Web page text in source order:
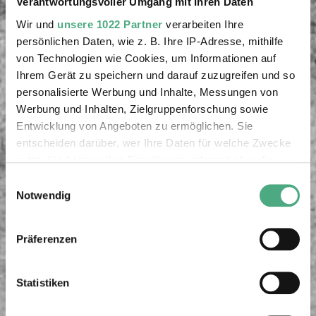
Wir und unsere 1022 Partner verarbeiten Ihre
persönlichen Daten, wie z. B. Ihre IP-Adresse, mithilfe
von Technologien wie Cookies, um Informationen auf
Ihrem Gerät zu speichern und darauf zuzugreifen und so
personalisierte Werbung und Inhalte, Messungen von
Werbung und Inhalten, Zielgruppenforschung sowie
Entwicklung von Angeboten zu ermöglichen. Sie
entscheiden darüber, wer Ihre Daten für welche Zwecke
nutzt. Sie können Ihre Einwilligung jederzeit über die
Trigger Symbol ändern oder widerrufen
Informationen über Ihre geografische Lage erfassen,
Ihr Gerät durch aktives Scannen nach bestimmten
Notwendig
Präferenzen
Statistiken